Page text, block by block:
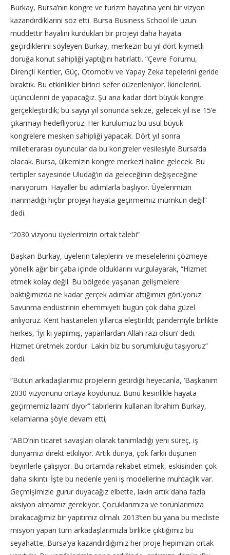
Burkay, Bursa’nın kongre ve turizm hayatına yeni bir vizyon
kazandırdıklarını söz etti. Bursa Business School ile uzun
müddettir hayalini kurdukları bir projeyi daha hayata
geçirdiklerini söyleyen Burkay, merkezin bu yıl dört kıymetli
doruğa konut sahipliği yaptığını hatırlattı. “Çevre Forumu,
Dirençli Kentler, Güç, Otomotiv ve Yapay Zeka tepelerini geride
bıraktık. Bu etkinlikler birinci sefer düzenleniyor. İkincilerini,
üçüncülerini de yapacağız. Şu ana kadar dört büyük kongre
gerçekleştirdik; bu sayıyı yıl sonunda sekize, gelecek yıl ise 15’e
çıkarmayı hedefliyoruz. Her kurulumuz bu usul büyük
kongrelere mesken sahipliği yapacak. Dört yıl sonra
milletlerarası oyuncular da bu kongreler vesilesiyle Bursa’da
olacak. Bursa, ülkemizin kongre merkezi haline gelecek. Bu
tertipler sayesinde Uludağ’ın da geleceğinin değişeceğine
inanıyorum. Hayaller bu adımlarla başlıyor. Üyelerimizin
inanmadığı hiçbir projeyi hayata geçirmemiz mümkün değil”
dedi.
“2030 vizyonu üyelerimizin ortak talebi”
Başkan Burkay, üyelerin taleplerini ve meselelerini çözmeye
yönelik ağır bir çaba içinde olduklarını vurgulayarak, “Hizmet
etmek kolay değil. Bu bölgede yaşanan gelişmelere
baktığımızda ne kadar gerçek adımlar attığımızı görüyoruz.
Savunma endüstrinin ehemmiyeti bugün çok daha güzel
anlıyoruz. Kent hastaneleri yıllarca eleştirildi; pandemiyle birlikte
herkes, ‘İyi ki yapılmış, yapanlardan Allah razı olsun’ dedi.
Hizmet üretmek zordur. Lakin biz bu sorumluluğu taşıyoruz”
dedi.
“Bütün arkadaşlarımız projelerin getirdiği heyecanla, ‘Başkanım
2030 vizyonunu ortaya koydunuz. Bunu kesinlikle hayata
geçirmemiz lazım’ diyor” tabirlerini kullanan İbrahim Burkay,
kelamlarına şöyle devam etti;
“ABD’nin ticaret savaşları olarak tanımladığı yeni süreç, iş
dünyamızı direkt etkiliyor. Artık dünya, çok farklı düşünen
beyinlerle çalışıyor. Bu ortamda rekabet etmek, eskisinden çok
daha sıkıntı. İşte bu nedenle yeni iş modellerine muhtaçlık var.
Geçmişimizle gurur duyacağız elbette, lakin artık daha fazla
aksiyon almamız gerekiyor. Çocuklarımıza ve torunlarımıza
bırakacağımız bir yapıtımız olmalı. 2013’ten bu yana bu mecliste
misyon yapan tüm arkadaşlarımızla birlikte çıktığımız bu
seyahatte, Bursa’ya kazandırdığımız her proje hepimizin ortak